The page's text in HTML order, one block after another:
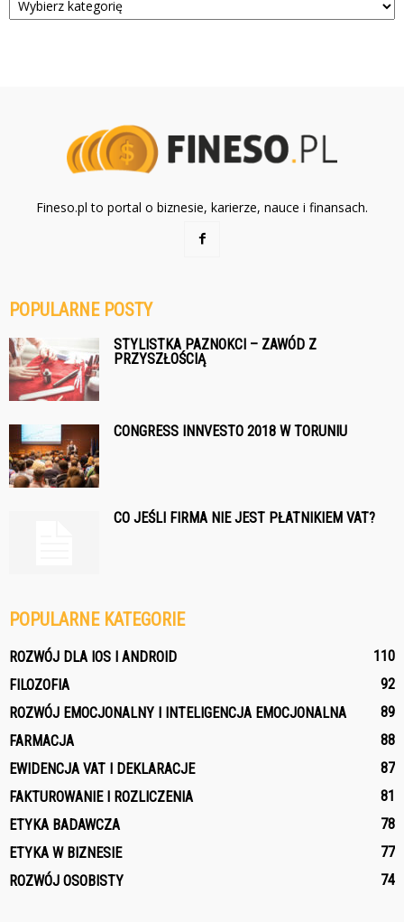
Fineso.pl to portal o biznesie, karierze, nauce i finansach.
POPULARNE POSTY
STYLISTKA PAZNOKCI – ZAWÓD Z
PRZYSZŁOŚCIĄ
CONGRESS INNVESTO 2018 W TORUNIU
CO JEŚLI FIRMA NIE JEST PŁATNIKIEM VAT?
POPULARNE KATEGORIE
ROZWÓJ DLA IOS I ANDROID
110
FILOZOFIA
92
ROZWÓJ EMOCJONALNY I INTELIGENCJA EMOCJONALNA
89
FARMACJA
88
EWIDENCJA VAT I DEKLARACJE
87
FAKTUROWANIE I ROZLICZENIA
81
ETYKA BADAWCZA
78
ETYKA W BIZNESIE
77
ROZWÓJ OSOBISTY
74